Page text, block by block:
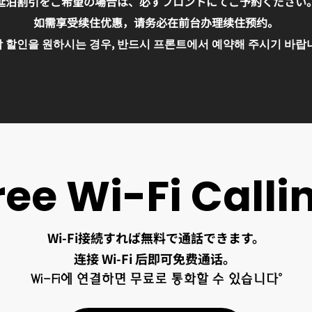
如需享受续住优惠，请务必在前台办理续住预约。
할인을 원하시는 경우, 반드시 프론트에서 예약해 주시기 바랍
Wi-Fi
Wi-Fi接続すれば無料で通話できます。
连接 Wi-Fi 后即可免费通话。
Wi-Fi에 연결하면 무료로 통화할 수 있습니다。